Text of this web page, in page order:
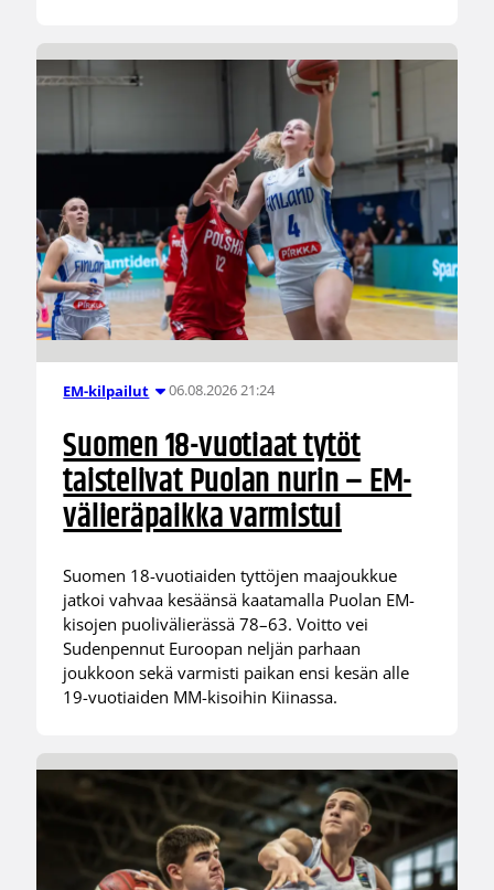
EM-kilpailut 06.08.2026 21:24
Suomen 18-vuotiaat tytöt
taistelivat Puolan nurin – EM-
välieräpaikka varmistui
Suomen 18-vuotiaiden tyttöjen maajoukkue
jatkoi vahvaa kesäänsä kaatamalla Puolan EM-
kisojen puolivälierässä 78–63. Voitto vei
Sudenpennut Euroopan neljän parhaan
joukkoon sekä varmisti paikan ensi kesän alle
19-vuotiaiden MM-kisoihin Kiinassa.